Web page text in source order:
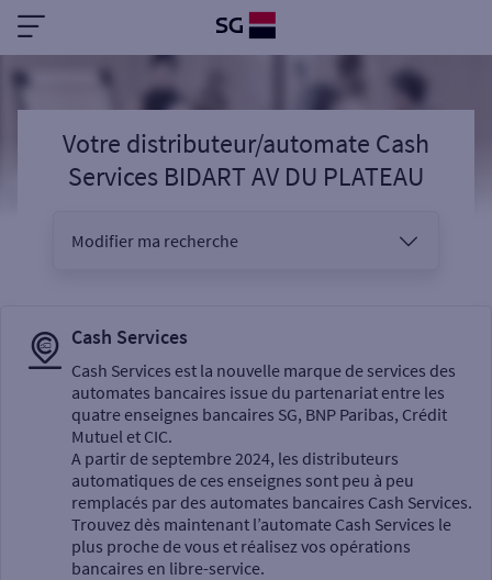
Votre distributeur/automate Cash
Services BIDART AV DU PLATEAU
Modifier ma recherche
Sélectionnez votre recherche
Un service
Cash Services
Cash Services est la nouvelle marque de services des
automates bancaires issue du partenariat entre les
quatre enseignes bancaires SG, BNP Paribas, Crédit
Mutuel et CIC.
A partir de septembre 2024, les distributeurs
automatiques de ces enseignes sont peu à peu
remplacés par des automates bancaires Cash Services.
Trouvez dès maintenant l’automate Cash Services le
plus proche de vous et réalisez vos opérations
bancaires en libre-service.